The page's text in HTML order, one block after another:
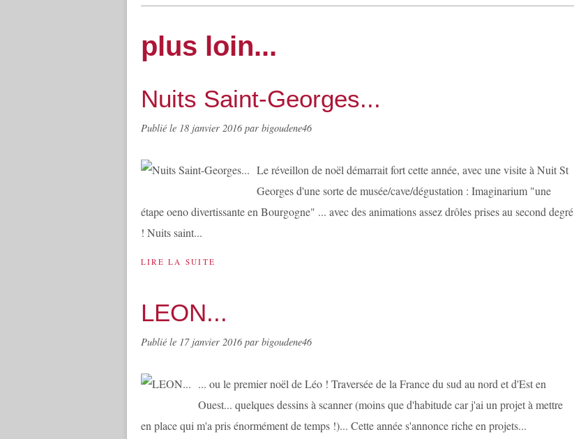
plus loin...
Nuits Saint-Georges...
Publié le 18 janvier 2016 par bigoudene46
Le réveillon de noël démarrait fort cette année, avec une visite à Nuit St
Georges d'une sorte de musée/cave/dégustation : Imaginarium "une
étape oeno divertissante en Bourgogne" ... avec des animations assez drôles prises au second degré
! Nuits saint...
LIRE LA SUITE
LEON...
Publié le 17 janvier 2016 par bigoudene46
... ou le premier noël de Léo ! Traversée de la France du sud au nord et d'Est en
Ouest... quelques dessins à scanner (moins que d'habitude car j'ai un projet à mettre
en place qui m'a pris énormément de temps !)... Cette année s'annonce riche en projets...